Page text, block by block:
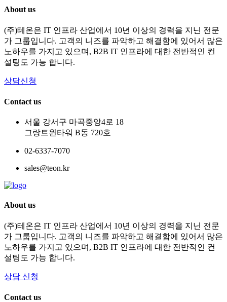
About us
(주)테온은 IT 인프라 산업에서 10년 이상의 경력을 지닌 전문
가 그룹입니다. 고객의 니즈를 파악하고 해결함에 있어서 많은
노하우를 가지고 있으며, B2B IT 인프라에 대한 전반적인 컨
설팅도 가능 합니다.
상담신청
Contact us
서울 강서구 마곡중앙4로 18
그랑트윈타워 B동 720호
02-6337-7070
sales@teon.kr
About us
(주)테온은 IT 인프라 산업에서 10년 이상의 경력을 지닌 전문
가 그룹입니다. 고객의 니즈를 파악하고 해결함에 있어서 많은
노하우를 가지고 있으며, B2B IT 인프라에 대한 전반적인 컨
설팅도 가능 합니다.
상담 신청
Contact us